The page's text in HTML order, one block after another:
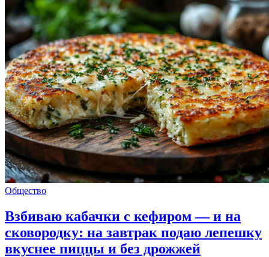
Общество
Взбиваю кабачки с кефиром — и на
сковородку: на завтрак подаю лепешку
вкуснее пиццы и без дрожжей